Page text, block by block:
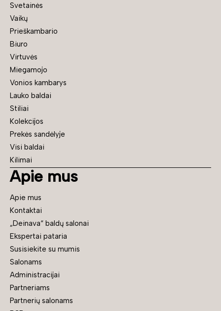
Svetainės
Vaikų
Prieškambario
Biuro
Virtuvės
Miegamojo
Vonios kambarys
Lauko baldai
Stiliai
Kolekcijos
Prekės sandėlyje
Visi baldai
Kilimai
Apie mus
Apie mus
Kontaktai
„Deinava“ baldų salonai
Ekspertai pataria
Susisiekite su mumis
Salonams
Administracijai
Partneriams
Partnerių salonams